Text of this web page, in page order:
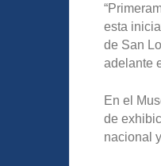
esta
de San
adelante
En el
de
nacional